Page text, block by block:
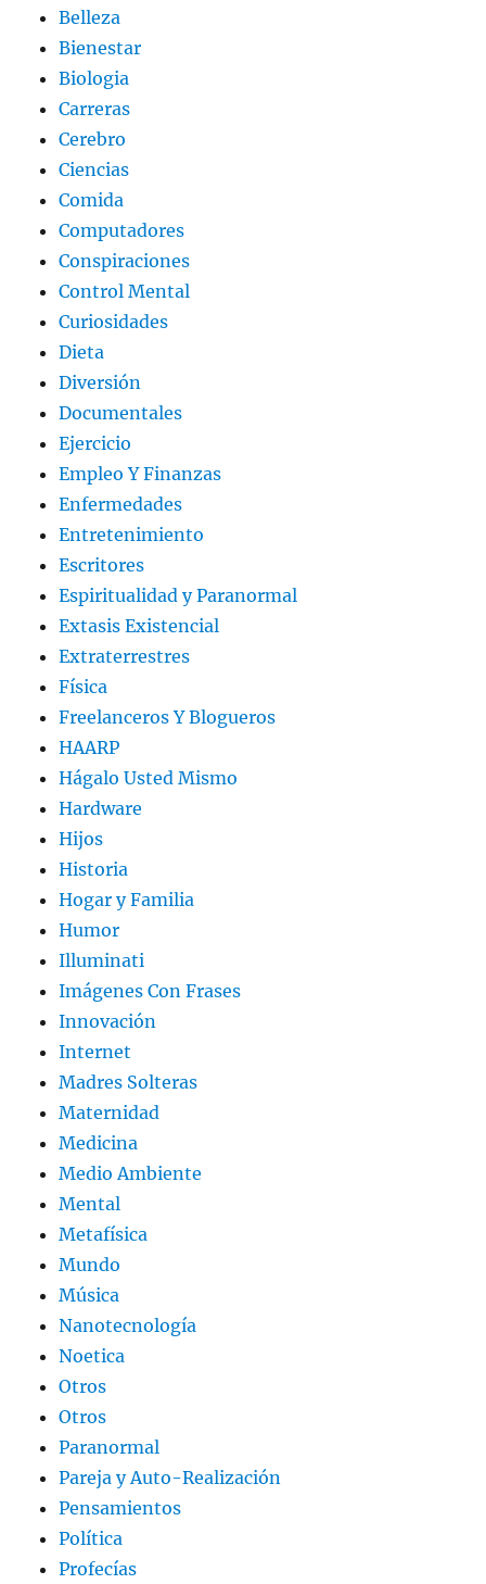
Belleza
Bienestar
Biologia
Carreras
Cerebro
Ciencias
Comida
Computadores
Conspiraciones
Control Mental
Curiosidades
Dieta
Diversión
Documentales
Ejercicio
Empleo Y Finanzas
Enfermedades
Entretenimiento
Escritores
Espiritualidad y Paranormal
Extasis Existencial
Extraterrestres
Física
Freelanceros Y Blogueros
HAARP
Hágalo Usted Mismo
Hardware
Hijos
Historia
Hogar y Familia
Humor
Illuminati
Imágenes Con Frases
Innovación
Internet
Madres Solteras
Maternidad
Medicina
Medio Ambiente
Mental
Metafísica
Mundo
Música
Nanotecnología
Noetica
Otros
Otros
Paranormal
Pareja y Auto-Realización
Pensamientos
Política
Profecías